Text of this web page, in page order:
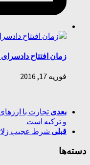
زمان افتتاح
فوریه 17, 2016
بعدی تجارت با
و ترکیه است
قبلی شرط عجیب
دسته‌ها